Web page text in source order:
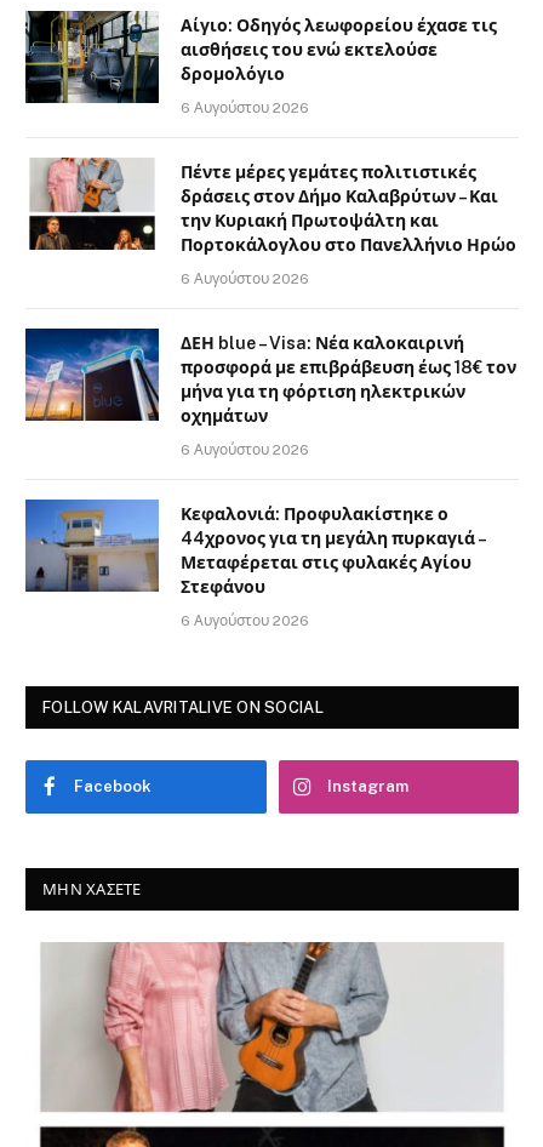
Αίγιο: Οδηγός λεωφορείου έχασε τις
αισθήσεις του ενώ εκτελούσε
δρομολόγιο
6 Αυγούστου 2026
Πέντε μέρες γεμάτες πολιτιστικές
δράσεις στον Δήμο Καλαβρύτων – Και
την Κυριακή Πρωτοψάλτη και
Πορτοκάλογλου στο Πανελλήνιο Ηρώο
6 Αυγούστου 2026
ΔΕΗ blue – Visa: Νέα καλοκαιρινή
προσφορά με επιβράβευση έως 18€ τον
μήνα για τη φόρτιση ηλεκτρικών
οχημάτων
6 Αυγούστου 2026
Κεφαλονιά: Προφυλακίστηκε ο
44χρονος για τη μεγάλη πυρκαγιά –
Μεταφέρεται στις φυλακές Αγίου
Στεφάνου
6 Αυγούστου 2026
FOLLOW KALAVRITALIVE ON SOCIAL
Facebook Instagram
ΜΗΝ ΧΆΣΕΤΕ